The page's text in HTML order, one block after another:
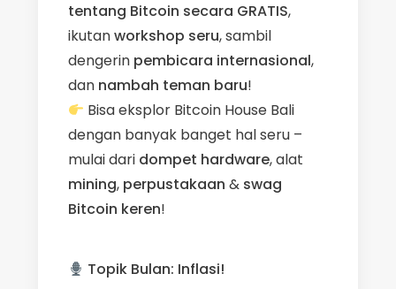
tentang Bitcoin secara GRATIS,
ikutanworkshop seru, sambil
dengerin pembicara internasional,
dan nambah teman baru!
Bisa eksplor Bitcoin House Bali
dengan banyak banget hal seru –
mulai dari dompet hardware, alat
mining, perpustakaan & swag
Bitcoin keren!
Topik Bulan: Inflasi!